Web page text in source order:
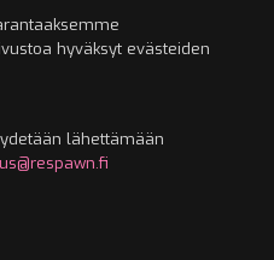
hyväksyt evästeiden
lähettämään